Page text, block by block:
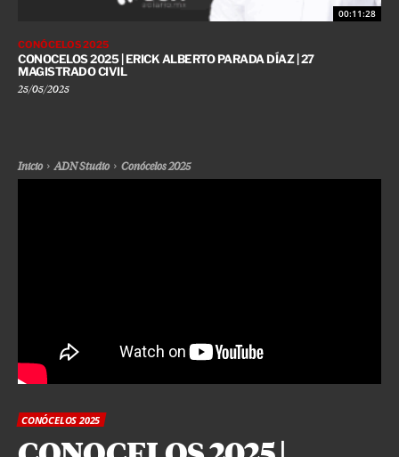
00:11:28
CONÓCELOS 2025
CONOCELOS 2025 | ERICK ALBERTO PARADA DÍAZ | 27
MAGISTRADO CIVIL
25/05/2025